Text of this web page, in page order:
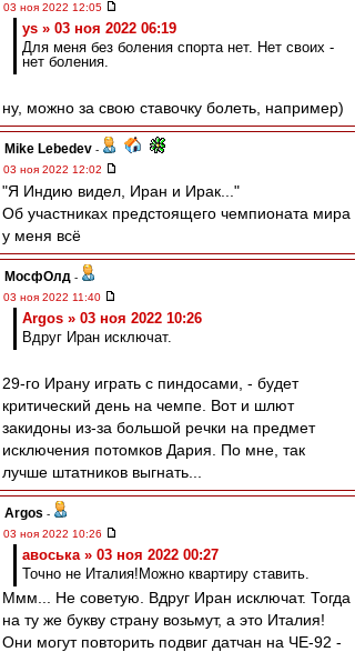
03 ноя 2022 12:05
ys » 03 ноя 2022 06:19
Для меня без боления спорта нет. Нет своих -
нет боления.
ну, можно за свою ставочку болеть, например)
Mike Lebedev -
03 ноя 2022 12:02
"Я Индию видел, Иран и Ирак..."
Об участниках предстоящего чемпионата мира
у меня всё
МосфОлд -
03 ноя 2022 11:40
Argos » 03 ноя 2022 10:26
Вдруг Иран исключат.
29-го Ирану играть с пиндосами, - будет
критический день на чемпе. Вот и шлют
закидоны из-за большой речки на предмет
исключения потомков Дария. По мне, так
лучше штатников выгнать...
Argos -
03 ноя 2022 10:26
авоська » 03 ноя 2022 00:27
Точно не Италия!Можно квартиру ставить.
Ммм... Не советую. Вдруг Иран исключат. Тогда
на ту же букву страну возьмут, а это Италия!
Они могут повторить подвиг датчан на ЧЕ-92 -